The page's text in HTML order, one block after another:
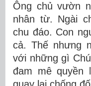
Ông chủ vườn
nhân từ. Ngài
chu đáo. Con
cả. Thế nhưng
với những gì
đam mê quyền